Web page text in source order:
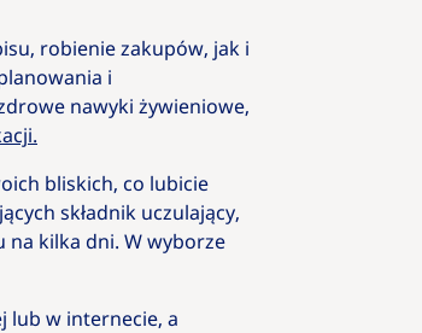
robienie zakupów, jak i
i
nawyki żywieniowe,
bliskich, co lubicie
składnik uczulający,
na kilka dni. W wyborze
lub w internecie, a